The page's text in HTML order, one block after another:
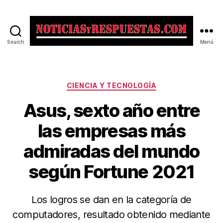
Search Menú
Categorías
CIENCIA Y TECNOLOGÍA
Asus, sexto año entre
las empresas más
admiradas del mundo
según Fortune 2021
Los logros se dan en la categoría de
computadores, resultado obtenido mediante